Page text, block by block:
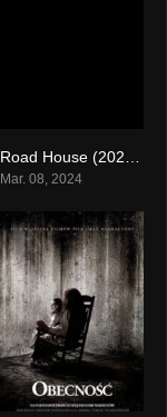
0
Mar. 08, 2024